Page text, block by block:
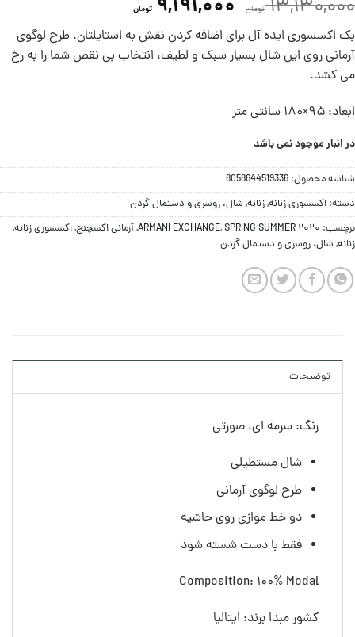
13,130,000 تومان 9,191,000 تومان
بک اکسسوری ایده آل برای اضافه کردن نقش به استایلتان. طرح لوگوی
آرمانی روی این شال بسیار سبک و لطیف، انتخاب بی نقص شما را به رخ
می کشد.
ابعاد: ۹۵×۱۸۰ سانتی متر
در انبار موجود نمی باشد
شناسه محصول: 8058644519336
دسته: اکسسوری زنانه,زنانه, شال، روسری و دستمال گردن
برچسب:
ARMANI EXCHANGE,SPRING SUMMER 2020
,آرمانی اکسچنج,اکسسوری زنانه,
زنانه, شال، روسری و دستمال گردن
توضیحات
رنگ: سرمه ای، صورتی
شال مستطیلی
طرح لوگوی آرمانی
دو خط موازی روی حاشیه
فقط با دست شسته شود
Composition: 100% Modal
کشور مبدا برند: ایتالیا